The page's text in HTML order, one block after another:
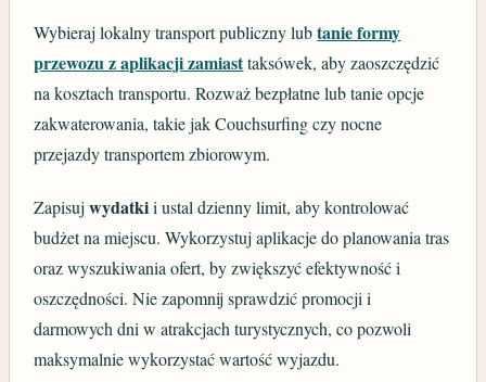
Wybieraj lokalny transport publiczny lubtanie formy
przewozu z aplikacji zamiasttaksówek, aby zaoszczędzić
na kosztach transportu. Rozważ bezpłatne lub tanie opcje
zakwaterowania, takie jak Couchsurfing czy nocne
przejazdy transportem zbiorowym.
Zapisujwydatkii ustal dzienny limit, aby kontrolować
budżet na miejscu. Wykorzystuj aplikacje do planowania tras
oraz wyszukiwania ofert, by zwiększyć efektywność i
oszczędności. Nie zapomnij sprawdzić promocji i
darmowych dni w atrakcjach turystycznych, co pozwoli
maksymalnie wykorzystać wartość wyjazdu.